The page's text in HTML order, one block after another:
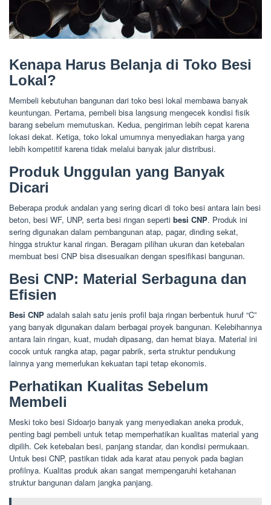
Kenapa Harus Belanja di Toko Besi
Lokal?
Membeli kebutuhan bangunan dari toko besi lokal membawa banyak
keuntungan. Pertama, pembeli bisa langsung mengecek kondisi fisik
barang sebelum memutuskan. Kedua, pengiriman lebih cepat karena
lokasi dekat. Ketiga, toko lokal umumnya menyediakan harga yang
lebih kompetitif karena tidak melalui banyak jalur distribusi.
Produk Unggulan yang Banyak
Dicari
Beberapa produk andalan yang sering dicari di toko besi antara lain besi
beton, besi WF, UNP, serta besi ringan seperti besi CNP. Produk ini
sering digunakan dalam pembangunan atap, pagar, dinding sekat,
hingga struktur kanal ringan. Beragam pilihan ukuran dan ketebalan
membuat besi CNP bisa disesuaikan dengan spesifikasi bangunan.
Besi CNP: Material Serbaguna dan
Efisien
Besi CNP adalah salah satu jenis profil baja ringan berbentuk huruf “C”
yang banyak digunakan dalam berbagai proyek bangunan. Kelebihannya
antara lain ringan, kuat, mudah dipasang, dan hemat biaya. Material ini
cocok untuk rangka atap, pagar pabrik, serta struktur pendukung
lainnya yang memerlukan kekuatan tapi tetap ekonomis.
Perhatikan Kualitas Sebelum
Membeli
Meski toko besi Sidoarjo banyak yang menyediakan aneka produk,
penting bagi pembeli untuk tetap memperhatikan kualitas material yang
dipilih. Cek ketebalan besi, panjang standar, dan kondisi permukaan.
Untuk besi CNP, pastikan tidak ada karat atau penyok pada bagian
profilnya. Kualitas produk akan sangat mempengaruhi ketahanan
struktur bangunan dalam jangka panjang.